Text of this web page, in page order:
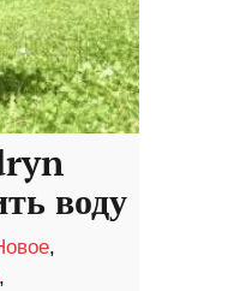
воду
,
,